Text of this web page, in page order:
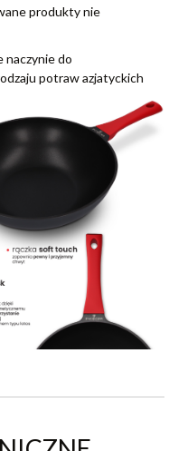
produkty nie
naczynie do
potraw azjatyckich